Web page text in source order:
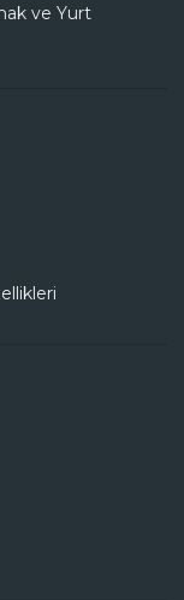
ve Yurt